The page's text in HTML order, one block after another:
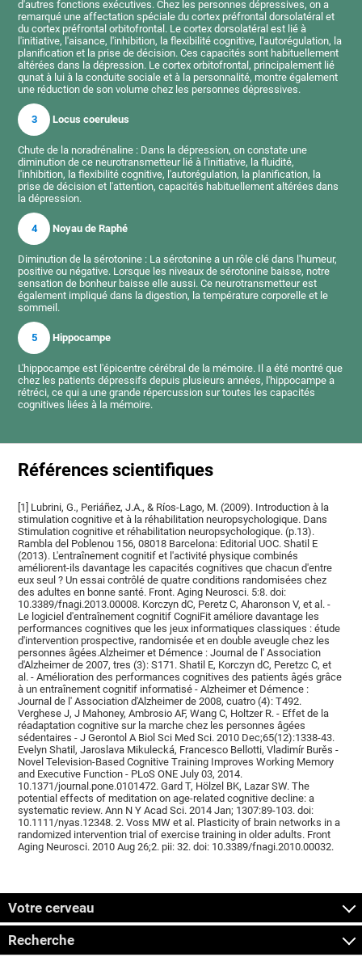
d'autres fonctions exécutives. Chez les personnes dépressives, on a
remarqué une affectation spéciale du cortex préfrontal dorsolatéral et
du cortex préfrontal orbitofrontal. Le cortex dorsolatéral est lié à
l'initiative, l'aisance, l'inhibition, la flexibilité cognitive, l'autorégulation, la
planification et la prise de décision. Ces capacités sont habituellement
altérées dans la dépression. Le cortex orbitofrontal, principalement lié
qunat à lui à la conduite sociale et à la personnalité, montre également
une réduction de son volume chez les personnes dépressives.
3 Locus coeruleus
Chute de la noradrénaline : Dans la dépression, on constate une
diminution de ce neurotransmetteur lié à l'initiative, la fluidité,
l'inhibition, la flexibilité cognitive, l'autorégulation, la planification, la
prise de décision et l'attention, capacités habituellement altérées dans
la dépression.
4 Noyau de Raphé
Diminution de la sérotonine : La sérotonine a un rôle clé dans l'humeur,
positive ou négative. Lorsque les niveaux de sérotonine baisse, notre
sensation de bonheur baisse elle aussi. Ce neurotransmetteur est
également impliqué dans la digestion, la température corporelle et le
sommeil.
5 Hippocampe
L'hippocampe est l'épicentre cérébral de la mémoire. Il a été montré que
chez les patients dépressifs depuis plusieurs années, l'hippocampe a
rétréci, ce qui a une grande répercussion sur toutes les capacités
cognitives liées à la mémoire.
Références scientifiques
[1] Lubrini, G., Periáñez, J.A., & Ríos-Lago, M. (2009). Introduction à la
stimulation cognitive et à la réhabilitation neuropsychologique. Dans
Stimulation cognitive et réhabilitation neuropsychologique. (p.13).
Rambla del Poblenou 156, 08018 Barcelona: Editorial UOC. Shatil E
(2013). L'entraînement cognitif et l'activité physique combinés
améliorent-ils davantage les capacités cognitives que chacun d'entre
eux seul ? Un essai contrôlé de quatre conditions randomisées chez
des adultes en bonne santé. Front. Aging Neurosci. 5:8. doi:
10.3389/fnagi.2013.00008. Korczyn dC, Peretz C, Aharonson V, et al. -
Le logiciel d'entraînement cognitif CogniFit améliore davantage les
performances cognitives que les jeux informatiques classiques : étude
d'intervention prospective, randomisée et en double aveugle chez les
personnes âgées.Alzheimer et Démence : Journal de l' Association
d'Alzheimer de 2007, tres (3): S171. Shatil E, Korczyn dC, Peretzc C, et
al. - Amélioration des performances cognitives des patients âgés grâce
à un entraînement cognitif informatisé - Alzheimer et Démence :
Journal de l' Association d'Alzheimer de 2008, cuatro (4): T492.
Verghese J, J Mahoney, Ambrosio AF, Wang C, Holtzer R. - Effet de la
réadaptation cognitive sur la marche chez les personnes âgées
sédentaires - J Gerontol A Biol Sci Med Sci. 2010 Dec;65(12):1338-43.
Evelyn Shatil, Jaroslava Mikulecká, Francesco Bellotti, Vladimír Burěs -
Novel Television-Based Cognitive Training Improves Working Memory
and Executive Function - PLoS ONE July 03, 2014.
10.1371/journal.pone.0101472. Gard T, Hölzel BK, Lazar SW. The
potential effects of meditation on age-related cognitive decline: a
systematic review. Ann N Y Acad Sci. 2014 Jan; 1307:89-103. doi:
10.1111/nyas.12348. 2. Voss MW et al. Plasticity of brain networks in a
randomized intervention trial of exercise training in older adults. Front
Aging Neurosci. 2010 Aug 26;2. pii: 32. doi: 10.3389/fnagi.2010.00032.
Votre cerveau
Recherche